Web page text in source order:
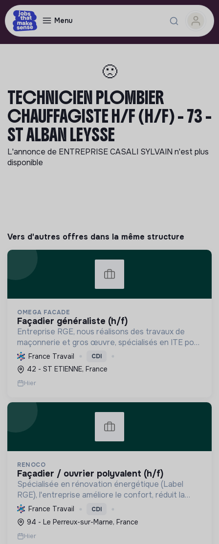
Menu
🙁
TECHNICIEN PLOMBIER
CHAUFFAGISTE H/F (H/F) - 73 -
ST ALBAN LEYSSE
L'annonce de ENTREPRISE CASALI SYLVAIN n'est plus
disponible
Vers d'autres offres dans la même structure
OMEGA FACADE
façadier généraliste (h/f)
Entreprise RGE, nous réalisons des travaux de
maçonnerie et gros œuvre, spécialisés en ITE pour
réduire la consommation énergétique des
bâtiments et participer activement à la transition
écologique.
France Travail CDI
42 - ST ETIENNE, France
Hier
RENOCO
façadier / ouvrier polyvalent (h/f)
Spécialisée en rénovation énergétique (Label
RGE), l'entreprise améliore le confort, réduit la
consommation et les émissions de carbone par
l'isolation, les menuiseries et la ventilation, rendant
les ...
France Travail CDI
94 - Le Perreux-sur-Marne, France
Hier